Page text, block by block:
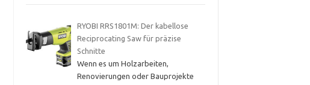
RYOBI RRS1801M: Der kabellose
Reciprocating Saw für präzise
Schnitte
Wenn es um Holzarbeiten,
Renovierungen oder Bauprojekte